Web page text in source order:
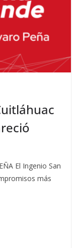
El Ingenio San
más